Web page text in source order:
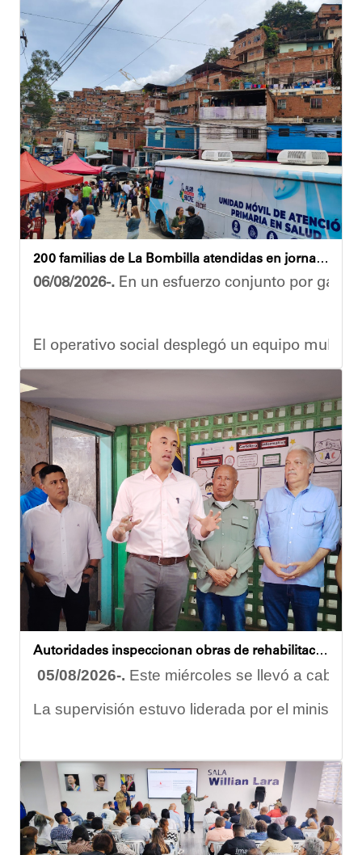
200 familias de La Bombilla atendidas en jornada integral
06/08/2026-. En un esfuerzo conjunto por
El operativo social desplegó un equipo
Durante la actividad, los asistentes contaron
Eudicis Viva, habitante de la comunidad y
Esta iniciativa se enmarca en la política social
Oskarina Rosso
Autoridades inspeccionan obras de rehabilitación en la U.E.N. José Antonio Calcaño en Caucagüita
05/08/2026-. Este miércoles se llevó a cabo
La supervisión estuvo liderada por el ministro
Las obras en ejecución contemplan la pintura
El alcalde Diógenes Lara expresó sus
"Damos las gracias por esta recuperación en